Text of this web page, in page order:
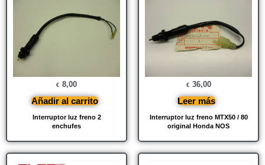
Interruptor luz freno 2
enchufes
€ 8,00
Añadir al carrito
Interruptor luz freno MTX50 / 80
original Honda NOS
€ 36,00
Leer más